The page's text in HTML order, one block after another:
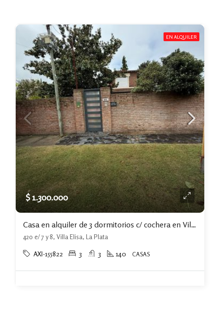
EN ALQUILER
$ 1.300.000
Casa en alquiler de 3 dormitorios c/ cochera en Villa Elisa
420 e/ 7 y 8, Villa Elisa, La Plata
AXI-155822 3 3 140 CASAS